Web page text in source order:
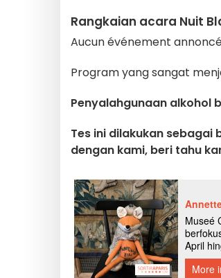
Rangkaian acara Nuit
Aucun événement
Program yang sangat
Penyalahgunaan alkohol
Tes ini dilakukan
dengan kami, beri tahu